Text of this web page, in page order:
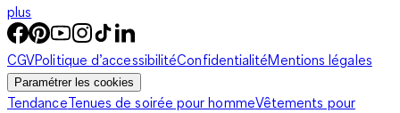
plus
CGVPolitique d’accessibilitéConfidentialitéMentions légales
Paramétrer les cookies
TendanceTenues de soirée pour hommeVêtements pour